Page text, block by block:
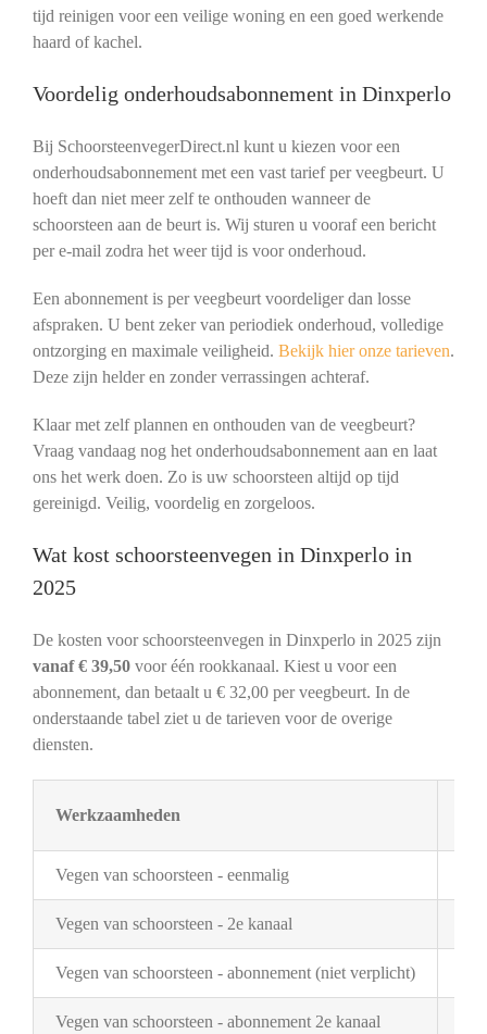
tijd reinigen voor een veilige woning en een goed werkende
haard of kachel.
Voordelig onderhoudsabonnement in Dinxperlo
Bij SchoorsteenvegerDirect.nl kunt u kiezen voor een
onderhoudsabonnement met een vast tarief per veegbeurt. U
hoeft dan niet meer zelf te onthouden wanneer de
schoorsteen aan de beurt is. Wij sturen u vooraf een bericht
per e-mail zodra het weer tijd is voor onderhoud.
Een abonnement is per veegbeurt voordeliger dan losse
afspraken. U bent zeker van periodiek onderhoud, volledige
ontzorging en maximale veiligheid. Bekijk hier onze tarieven.
Deze zijn helder en zonder verrassingen achteraf.
Klaar met zelf plannen en onthouden van de veegbeurt?
Vraag vandaag nog het onderhoudsabonnement aan en laat
ons het werk doen. Zo is uw schoorsteen altijd op tijd
gereinigd. Veilig, voordelig en zorgeloos.
Wat kost schoorsteenvegen in Dinxperlo in
2025
De kosten voor schoorsteenvegen in Dinxperlo in 2025 zijn
vanaf € 39,50voor één rookkanaal. Kiest u voor een
abonnement, dan betaalt u € 32,00 per veegbeurt. In de
onderstaande tabel ziet u de tarieven voor de overige
diensten.
Werkzaamheden
Vegen van schoorsteen - eenmalig
Vegen van schoorsteen - 2e kanaal
Vegen van schoorsteen - abonnement (niet verplicht)
Vegen van schoorsteen - abonnement 2e kanaal